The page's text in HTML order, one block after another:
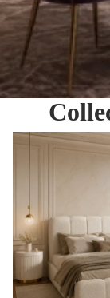
Chambre Complète